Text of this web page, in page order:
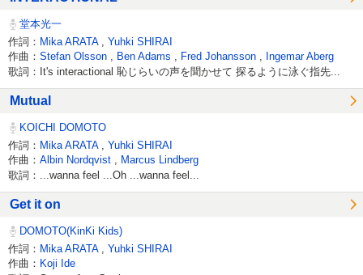
堂本光一
作詞： Mika ARATA
Yuhki SHIRAI
作曲： Stefan Olsson Ben Adams Fred Johansson Ingemar Aberg
歌詞：It's interactional 恥じらいの声を聞かせて 探るように泳ぐ指先...
Mutual
KOICHI DOMOTO
作詞： Mika ARATA
Yuhki SHIRAI
作曲： Albin Nordqvist Marcus Lindberg
歌詞：...wanna feel ...Oh ...wanna feel...
Get it on
DOMOTO(KinKi Kids)
作詞： Mika ARATA
Yuhki SHIRAI
作曲： Koji Ide